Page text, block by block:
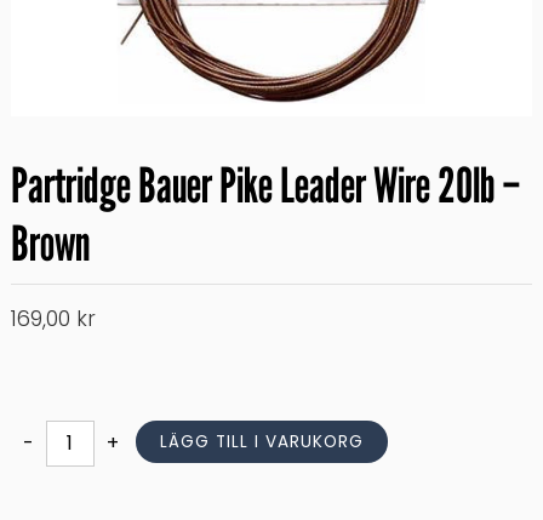
Partridge Bauer Pike Leader Wire 20lb –
Brown
169,00 kr
-
Partridge
Bauer
+ LÄGG TILL I VARUKORG